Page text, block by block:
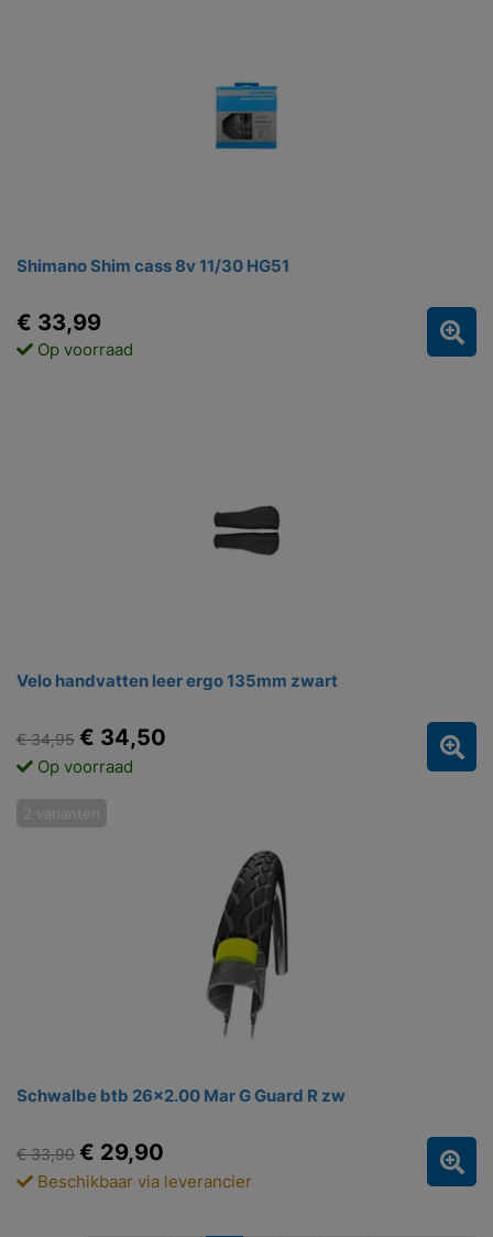
Shimano Shim cass 8v 11/30 HG51
€ 33,99
Op voorraad
Velo handvatten leer ergo 135mm zwart
€ 34,95 € 34,50
Op voorraad
Schwalbe btb 26x2.00 Mar G Guard R zw
2 varianten
€ 33,90 € 29,90
Beschikbaar via leverancier